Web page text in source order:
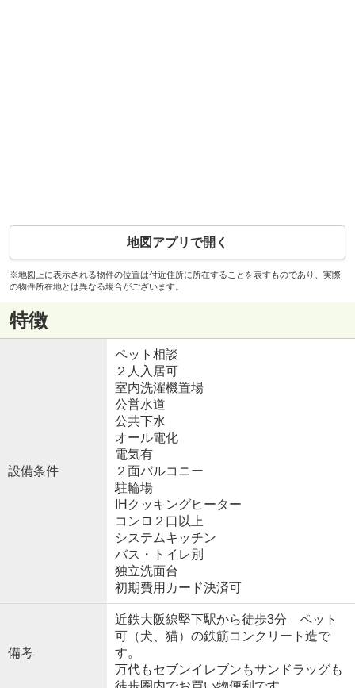
地図アプリで開く
※地図上に表示される物件の位置は付近住所に所在することを表すものであり、実際
の物件所在地とは異なる場合がございます。
特徴
設備条件
ペット相談
２人入居可
室内洗濯機置場
公営水道
公共下水
オール電化
電気有
２面バルコニー
駐輪場
IHクッキングヒーター
コンロ２口以上
システムキッチン
バス・トイレ別
独立洗面台
初期費用カード決済可
備考
近鉄大阪線堅下駅から徒歩3分 ペット
可（犬、猫）の鉄筋コンクリート造で
す。
万代もセブンイレブンもサンドラッグも